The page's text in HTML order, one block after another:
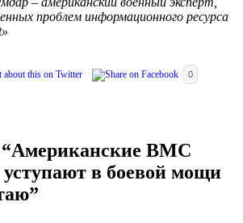
проблем информационного ресурса
0
“Американские ВМС
уступают в боевой мощи